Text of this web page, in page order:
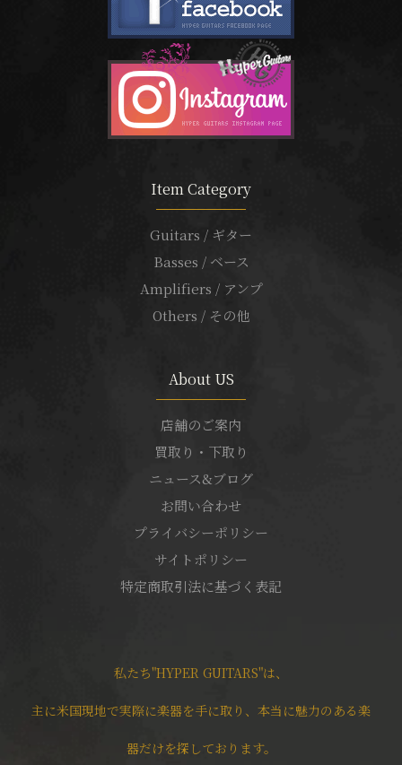
Item Category
Guitars / ギター
Basses / ベース
Amplifiers / アンプ
Others / その他
About US
店舗のご案内
買取り・下取り
ニュース&ブログ
お問い合わせ
プライバシーポリシー
サイトポリシー
特定商取引法に基づく表記
私たち"HYPER GUITARS"は、
主に米国現地で実際に楽器を手に取り、本当に魅力のある楽
器だけを探しております。